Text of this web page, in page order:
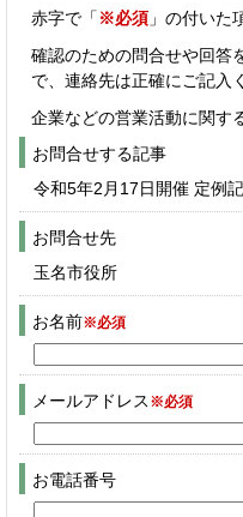
赤字で「 ※必須 」の付いた
確認のための問合せや回答
で、連絡先は正確にご記入
企業などの営業活動に関す
お問合せする記事
令和5年2月17日開催 定例
お問合せ先
玉名市役所
お名前※必須
メールアドレス ※必須
お電話番号